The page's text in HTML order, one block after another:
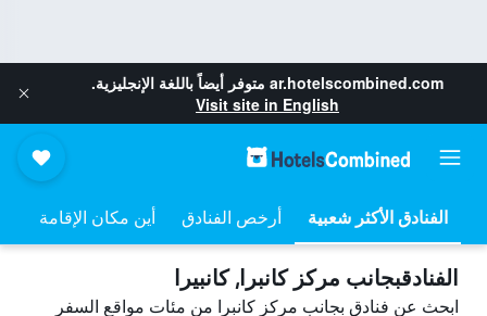
ar.hotelscombined.com متوفر أيضاً باللغة الإنجليزية.
Visit site in English
أرخص الفنادق أين مكان الإقامة
الفنادقبجانب مركز كانبرا, كانبيرا
ابحث عن فنادق بجانب مركز كانبرا من مئات مواقع السفر